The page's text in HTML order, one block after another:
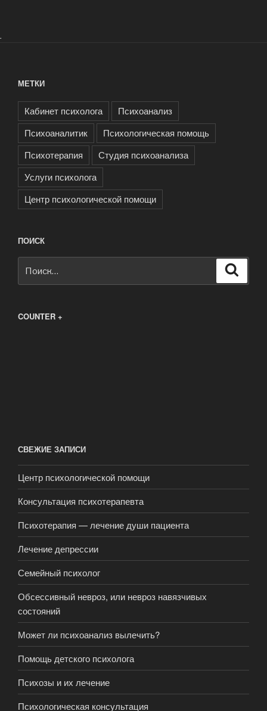
.
МЕТКИ
Кабинет психолога
Психоанализ
Психоаналитик
Психологическая помощь
Психотерапия
Студия психоанализа
Услуги психолога
Центр психологической помощи
ПОИСК
COUNTER +
СВЕЖИЕ ЗАПИСИ
Центр психологической помощи
Консультация психотерапевта
Психотерапия — лечение души пациента
Лечение депрессии
Семейный психолог
Обсессивный невроз, или невроз навязчивых
состояний
Может ли психоанализ вылечить?
Помощь детского психолога
Психозы и их лечение
Психологическая консультация